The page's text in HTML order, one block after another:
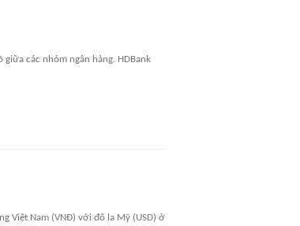
các nhóm ngân hàng. HDBank
Việt Nam (VNĐ) với đô la Mỹ (USD) ở